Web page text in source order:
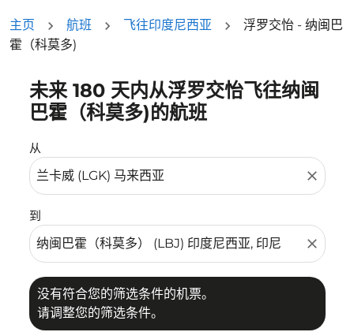
主页 航班 飞往印度尼西亚
浮罗交怡 - 纳闽巴
霍（科莫多)
未来 180 天内从浮罗交怡飞往纳闽
巴霍（科莫多)的航班
从
close
到
close
没有符合您的筛选条件的机票。
请调整您的筛选条件。
没有符合您的筛选条件的机票。请调整您的筛选条件。